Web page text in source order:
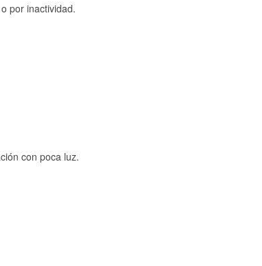
por inactividad.
con poca luz.